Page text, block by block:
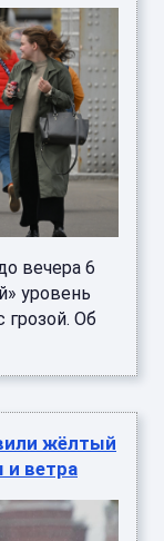
вечера 6
уровень
грозой. Об
жёлтый
и ветра